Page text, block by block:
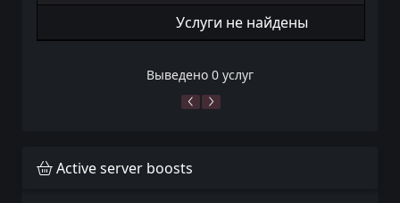
Услуги не найдены
Выведено 0 услуг
Active server boosts